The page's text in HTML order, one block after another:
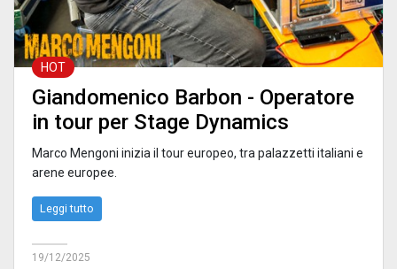
HOT
Giandomenico Barbon - Operatore
in tour per Stage Dynamics
Marco Mengoni inizia il tour europeo, tra palazzetti italiani e
arene europee.
Leggi tutto
19/12/2025